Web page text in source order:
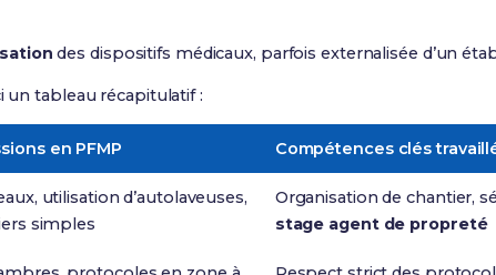
des dispositifs médicaux, parfois externalisée d’un
un tableau récapitulatif :
en PFMP Compétences clés
utilisation d’autolaveuses,
simples
Organisation de chantier,
stage agent de propreté